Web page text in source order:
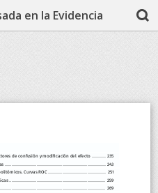
en la Evidencia